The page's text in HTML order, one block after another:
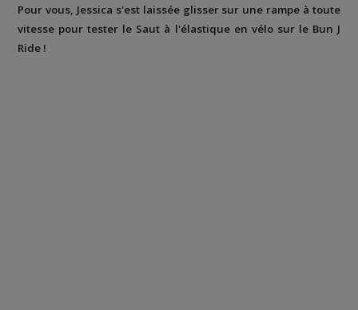
Pour vous, Jessica s'est laissée glisser sur une rampe à toute
vitesse pour tester le Saut à l'élastique en vélo sur le Bun J
Ride !